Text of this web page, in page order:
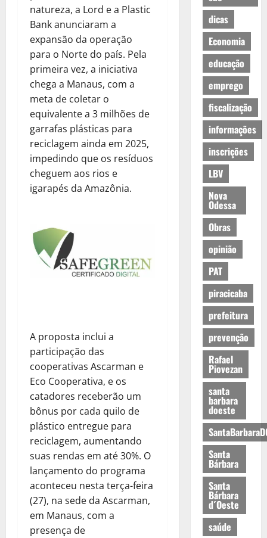
natureza, a Lord e a Plastic
Bank anunciaram a
expansão da operação
para o Norte do país. Pela
primeira vez, a iniciativa
chega a Manaus, com a
meta de coletar o
equivalente a 3 milhões de
garrafas plásticas para
reciclagem ainda em 2025,
impedindo que os resíduos
cheguem aos rios e
igarapés da Amazônia.
A proposta inclui a
participação das
cooperativas Ascarman e
Eco Cooperativa, e os
catadores receberão um
bônus por cada quilo de
plástico entregue para
reciclagem, aumentando
suas rendas em até 30%. O
lançamento do programa
aconteceu nesta terça-feira
(27), na sede da Ascarman,
em Manaus, com a
presença de
dicas
Economia
educação
emprego
fiscalização
informações
inscrições
LBV
Nova
Odessa
Obras
opinião
PAT
piracicaba
prefeitura
prevenção
Rafael
Piovezan
santa
barbara
doeste
Santa
Bárbara
Santa
Bárbara
d´Oeste
saúde